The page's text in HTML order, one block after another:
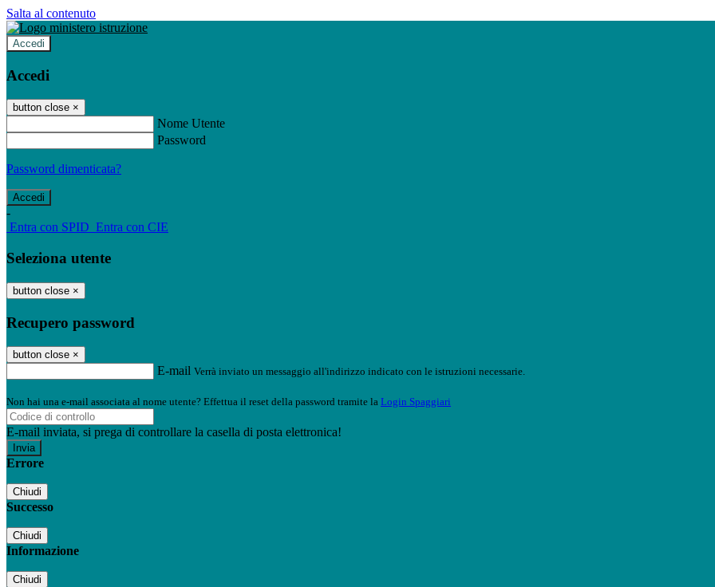
Salta al contenuto
Accedi
Accedi
button close ×
Nome Utente
Password
Password dimenticata?
-
Entra con SPID Entra con CIE
Seleziona utente
button close ×
Recupero password
button close ×
E-mail Verrà inviato un messaggio all'indirizzo indicato con le istruzioni necessarie.
Non hai una e-mail associata al nome utente? Effettua il reset della password tramite la Login Spaggiari
E-mail inviata, si prega di controllare la casella di posta elettronica!
Errore
Chiudi
Successo
Chiudi
Informazione
Chiudi